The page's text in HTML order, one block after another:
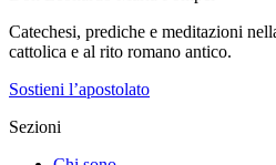
Catechesi, prediche e meditazioni
cattolica e al rito romano antico.
Sostieni l’apostolato
Sezioni